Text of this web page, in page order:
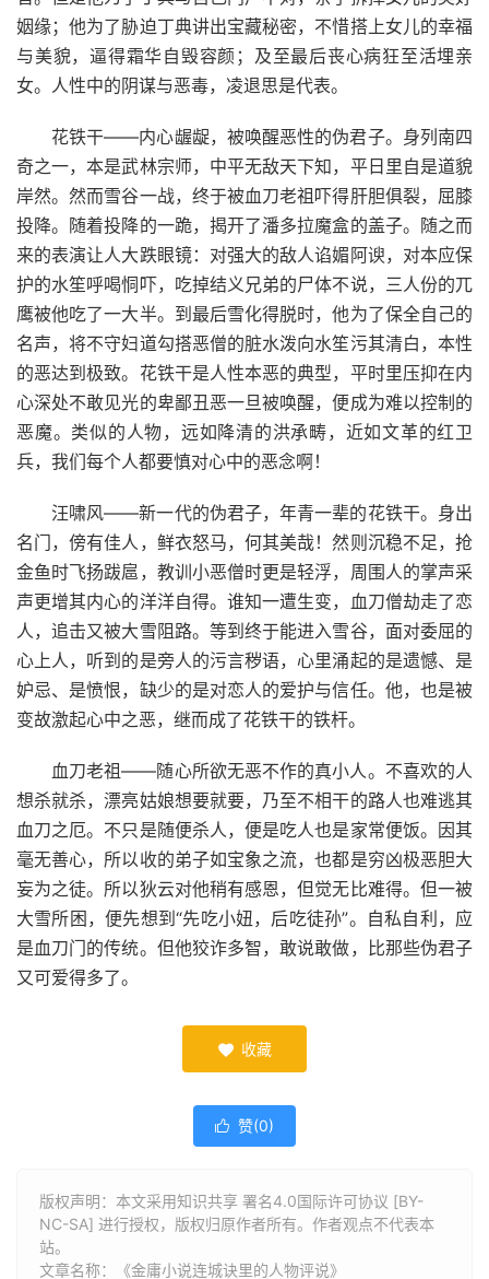
姻缘；他为了胁迫丁典讲出宝藏秘密，不惜搭上女儿的幸福
与美貌，逼得霜华自毁容颜；及至最后丧心病狂至活埋亲
女。人性中的阴谋与恶毒，凌退思是代表。
花铁干——内心龌龊，被唤醒恶性的伪君子。身列南四
奇之一，本是武林宗师，中平无敌天下知，平日里自是道貌
岸然。然而雪谷一战，终于被血刀老祖吓得肝胆俱裂，屈膝
投降。随着投降的一跪，揭开了潘多拉魔盒的盖子。随之而
来的表演让人大跌眼镜：对强大的敌人谄媚阿谀，对本应保
护的水笙呼喝恫吓，吃掉结义兄弟的尸体不说，三人份的兀
鹰被他吃了一大半。到最后雪化得脱时，他为了保全自己的
名声，将不守妇道勾搭恶僧的脏水泼向水笙污其清白，本性
的恶达到极致。花铁干是人性本恶的典型，平时里压抑在内
心深处不敢见光的卑鄙丑恶一旦被唤醒，便成为难以控制的
恶魔。类似的人物，远如降清的洪承畴，近如文革的红卫
兵，我们每个人都要慎对心中的恶念啊！
汪啸风——新一代的伪君子，年青一辈的花铁干。身出
名门，傍有佳人，鲜衣怒马，何其美哉！然则沉稳不足，抢
金鱼时飞扬跋扈，教训小恶僧时更是轻浮，周围人的掌声采
声更增其内心的洋洋自得。谁知一遭生变，血刀僧劫走了恋
人，追击又被大雪阻路。等到终于能进入雪谷，面对委屈的
心上人，听到的是旁人的污言秽语，心里涌起的是遗憾、是
妒忌、是愤恨，缺少的是对恋人的爱护与信任。他，也是被
变故激起心中之恶，继而成了花铁干的铁杆。
血刀老祖——随心所欲无恶不作的真小人。不喜欢的人
想杀就杀，漂亮姑娘想要就要，乃至不相干的路人也难逃其
血刀之厄。不只是随便杀人，便是吃人也是家常便饭。因其
毫无善心，所以收的弟子如宝象之流，也都是穷凶极恶胆大
妄为之徒。所以狄云对他稍有感恩，但觉无比难得。但一被
大雪所困，便先想到“先吃小妞，后吃徒孙”。自私自利，应
是血刀门的传统。但他狡诈多智，敢说敢做，比那些伪君子
又可爱得多了。
 收藏
 赞(0)
版权声明：本文采用知识共享 署名4.0国际许可协议 [BY-
NC-SA] 进行授权，版权归原作者所有。作者观点不代表本
站。
文章名称：《金庸小说连城诀里的人物评说》